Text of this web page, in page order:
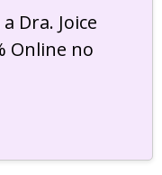
Dra. Joice
Online no